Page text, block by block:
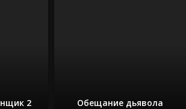
2 Обещание дьявола